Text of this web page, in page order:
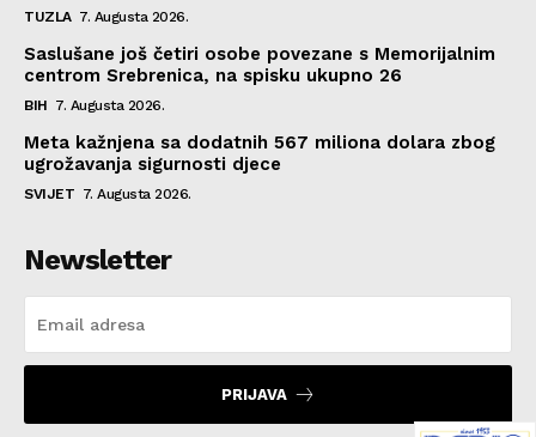
TUZLA 7. Augusta 2026.
Saslušane još četiri osobe povezane s Memorijalnim
centrom Srebrenica, na spisku ukupno 26
BIH 7. Augusta 2026.
Meta kažnjena sa dodatnih 567 miliona dolara zbog
ugrožavanja sigurnosti djece
SVIJET 7. Augusta 2026.
Newsletter
PRIJAVA